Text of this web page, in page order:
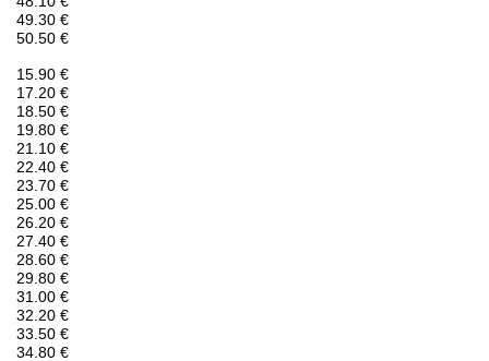
49.30 €
50.50 €
15.90 €
17.20 €
18.50 €
19.80 €
21.10 €
22.40 €
23.70 €
25.00 €
26.20 €
27.40 €
28.60 €
29.80 €
31.00 €
32.20 €
33.50 €
34.80 €